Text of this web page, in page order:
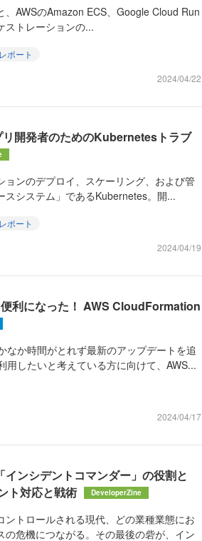
AWSのAmazon ECS、Google Cloud Run
ストレーションの...
ポート
2024/04/22
開発者のためのKubernetesトラブ
ンのデプロイ、スケーリング、および管
システム」であるKubernetes。開...
ポート
2024/04/19
利になった！ AWS CloudFormation
か時間がとれず最新のアップデートを追
用したいと考えている方に向けて、AWS...
2024/04/17
ンシデントコマンダー」の役割と
ト対応と戦術
DeveloperZine
トロールされる現代、どの業種業態にお
危機につながる。その最後の砦が、イン